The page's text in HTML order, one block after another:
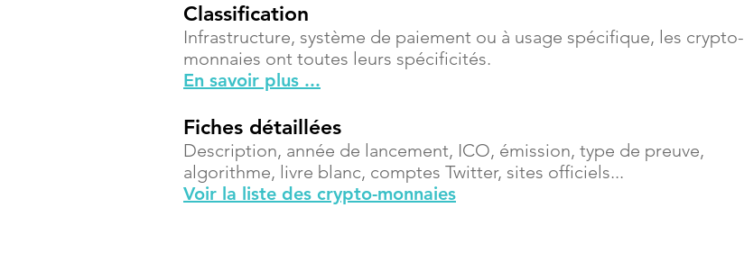
Classification
Infrastructure, système de paiement ou à usage spécifique, les crypto-
monnaies ont toutes leurs spécificités.
En savoir plus ...
Fiches détaillées
Description, année de lancement, ICO, émission, type de preuve,
algorithme, livre blanc, comptes Twitter, sites officiels...
Voir la liste des crypto-monnaies